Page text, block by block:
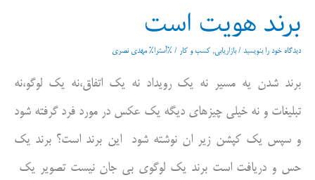
کسب
و
کار
برند هویت است
دیدگاه‌ خود را بنویسید /بازاریابی, کسب و کار / %آسترا% مهدی نصری
برند شدن یه مسیر نه یک رویداد نه یک اتفاق،نه یک لوگو،نه
تبلیغات و نه خیلی چیزهای دیگه یک عکس در مورد فرد گرفته شود
و سپس یک کپشن زیر ان نوشته شود این برند است؟ برند یک
حس و دریافت است برند یک لوگوی بی جان نیست تصویر یک